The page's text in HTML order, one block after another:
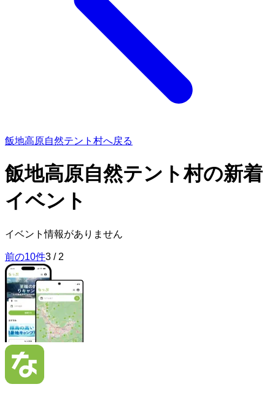
飯地高原自然テント村へ戻る
飯地高原自然テント村の新着
イベント
イベント情報がありません
前の10件3 / 2